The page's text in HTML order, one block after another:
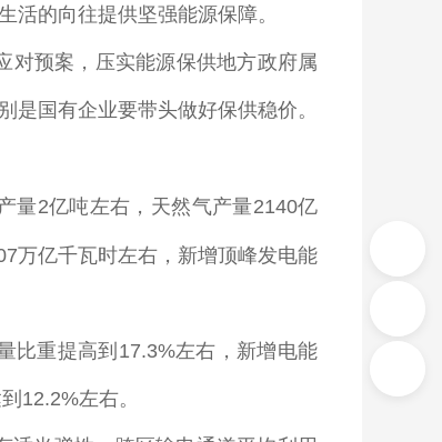
活的向往提供坚强能源保障。
对预案，压实能源保供地方政府属
国有企业要带头做好保供稳价。
量2亿吨左右，天然气产量2140亿
万亿千瓦时左右，新增顶峰发电能
比重提高到 17.3%左右，新增电能
12.2%左右。